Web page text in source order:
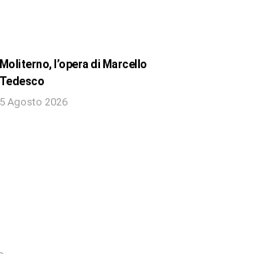
Moliterno, l’opera di Marcello
Tedesco
5 Agosto 2026